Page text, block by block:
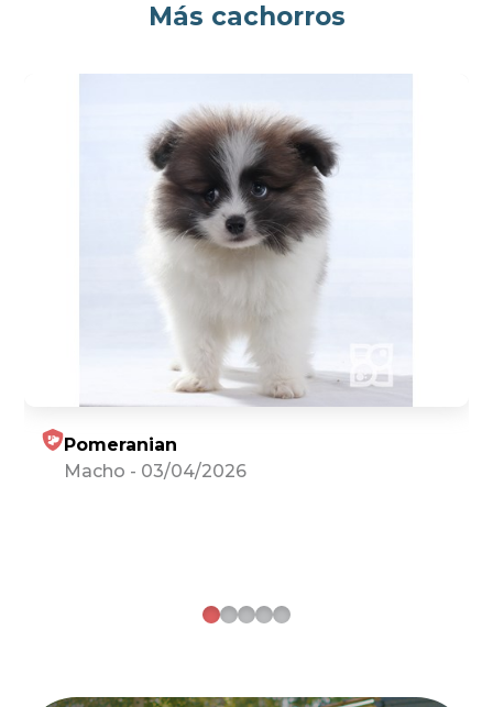
Más cachorros
Pomeranian
Macho - 03/04/2026